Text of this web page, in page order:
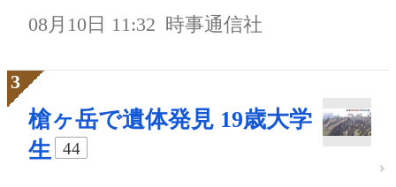
08月10日 11:32 時事通信社
槍ヶ岳で遺体発見 19歳大学
生
44